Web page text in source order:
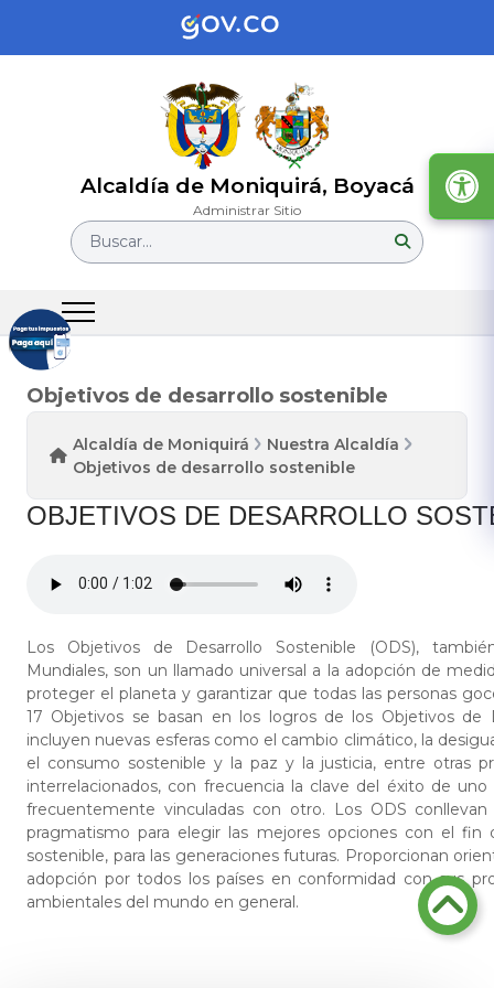
Alcaldía de Moniquirá, Boyacá
Administrar Sitio
Buscar...
Objetivos de desarrollo sostenible
Alcaldía de Moniquirá
Nuestra Alcaldía
Objetivos de desarrollo sostenible
OBJETIVOS DE DESARROLLO
Los Objetivos de Desarrollo Sostenible (ODS),
Mundiales, son un llamado universal a la adopción de
proteger el planeta y garantizar que todas las personas
17 Objetivos se basan en los logros de los Objetivos de
incluyen nuevas esferas como el cambio climático, la
el consumo sostenible y la paz y la justicia, entre otras
interrelacionados, con frecuencia la clave del éxito de uno
frecuentemente vinculadas con otro. Los ODS
pragmatismo para elegir las mejores opciones con el fin
sostenible, para las generaciones futuras. Proporcionan
adopción por todos los países en conformidad con sus
ambientales del mundo en general.